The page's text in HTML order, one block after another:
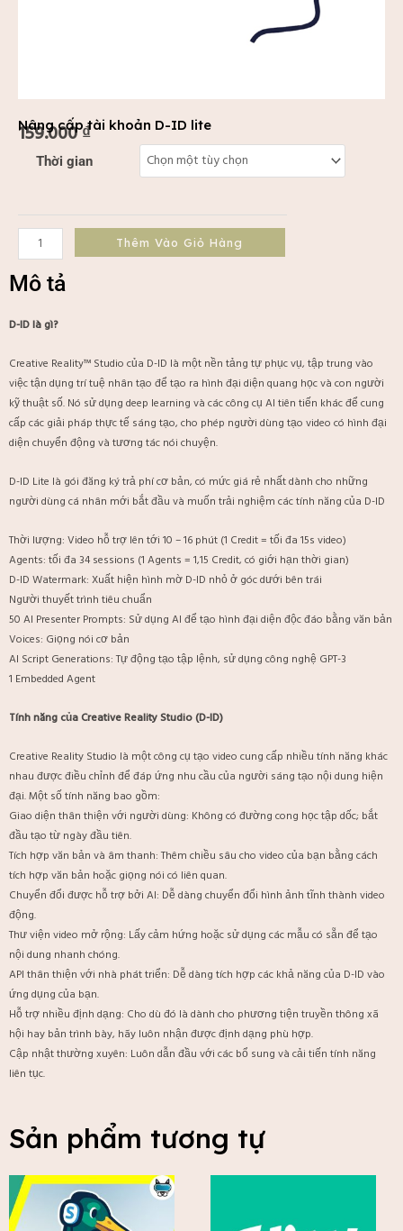
Nâng cấp tài khoản D-ID lite
159.000₫
Thời gian
Nâng
ID
lite
số
lượng
Thêm Vào Giỏ Hàng
Mô tả
D-ID là gì?
Creative Reality™ Studio của D-ID là một nền tảng tự phục vụ, tập trung vào
việc tận dụng trí tuệ nhân tạo để tạo ra hình đại diện quang học và con người
kỹ thuật số. Nó sử dụng deep learning và các công cụ AI tiên tiến khác để cung
cấp các giải pháp thực tế sáng tạo, cho phép người dùng tạo video có hình đại
diện chuyển động và tương tác nói chuyện.
D-ID Lite là gói đăng ký trả phí cơ bản, có mức giá rẻ nhất dành cho những
người dùng cá nhân mới bắt đầu và muốn trải nghiệm các tính năng của D-ID
Thời lượng: Video hỗ trợ lên tới 10 – 16 phút (1 Credit = tối đa 15s video)
Agents: tối đa 34 sessions (1 Agents = 1,15 Credit, có giới hạn thời gian)
D-ID Watermark: Xuất hiện hình mờ D-ID nhỏ ở góc dưới bên trái
Người thuyết trình tiêu chuẩn
50 AI Presenter Prompts: Sử dụng AI để tạo hình đại diện độc đáo bằng văn bản
Voices: Giọng nói cơ bản
AI Script Generations: Tự động tạo tập lệnh, sử dụng công nghệ GPT-3
1 Embedded Agent
Tính năng của Creative Reality Studio (D-ID)
Creative Reality Studio là một công cụ tạo video cung cấp nhiều tính năng khác
nhau được điều chỉnh để đáp ứng nhu cầu của người sáng tạo nội dung hiện
đại. Một số tính năng bao gồm:
Giao diện thân thiện với người dùng: Không có đường cong học tập dốc; bắt
đầu tạo từ ngày đầu tiên.
Tích hợp văn bản và âm thanh: Thêm chiều sâu cho video của bạn bằng cách
tích hợp văn bản hoặc giọng nói có liên quan.
Chuyển đổi được hỗ trợ bởi AI: Dễ dàng chuyển đổi hình ảnh tĩnh thành video
động.
Thư viện video mở rộng: Lấy cảm hứng hoặc sử dụng các mẫu có sẵn để tạo
nội dung nhanh chóng.
API thân thiện với nhà phát triển: Dễ dàng tích hợp các khả năng của D-ID vào
ứng dụng của bạn.
Hỗ trợ nhiều định dạng: Cho dù đó là dành cho phương tiện truyền thông xã
hội hay bản trình bày, hãy luôn nhận được định dạng phù hợp.
Cập nhật thường xuyên: Luôn dẫn đầu với các bổ sung và cải tiến tính năng
liên tục.
Sản phẩm tương tự